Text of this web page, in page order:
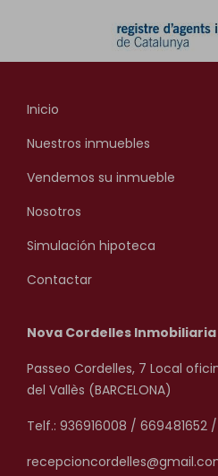
Inicio
Nuestros inmuebles
Vendemos su inmueble
Nosotros
Simulación hipoteca
Contactar
Nova Cordelles Inmobiliaria
Passeo Cordelles, 7 Local
del Vallès (BARCELONA)
Telf.: 936916008 / 669481652